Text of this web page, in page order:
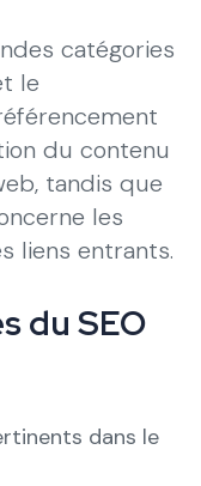
catégories
le
du contenu
tandis que
les
liens entrants.
du SEO
dans le